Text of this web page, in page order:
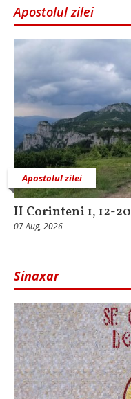
Apostolul zilei
Apostolul zilei
II Corinteni 1, 12-20
07 Aug, 2026
Sinaxar